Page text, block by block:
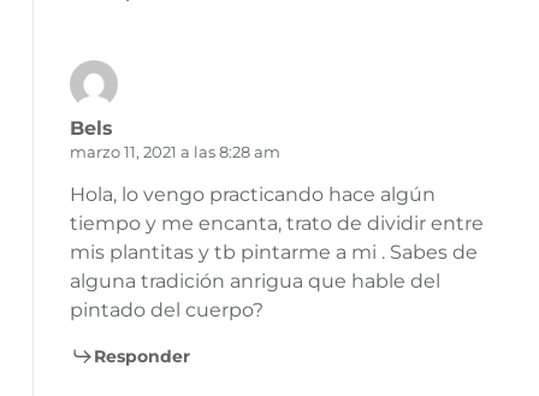
Bels
marzo 11, 2021 a las 8:28 am
Hola, lo vengo practicando hace algún
tiempo y me encanta, trato de dividir entre
mis plantitas y tb pintarme a mi . Sabes de
alguna tradición anrigua que hable del
pintado del cuerpo?
Responder